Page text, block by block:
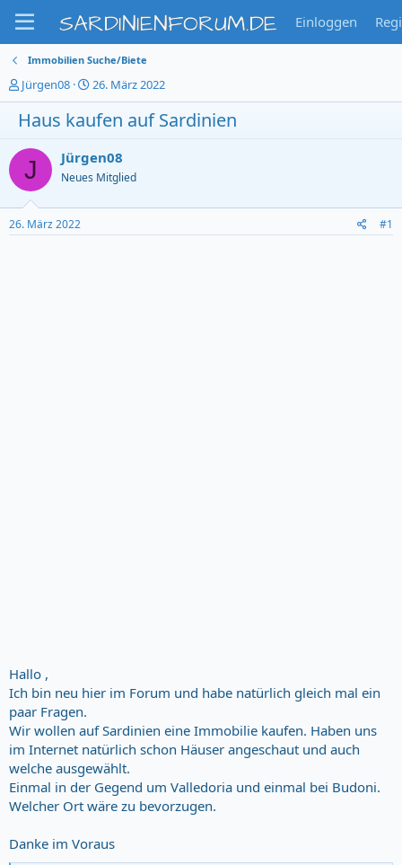
SARDINIENFORUM.DE Einloggen
Immobilien Suche/Biete
T
h
e
m
e
s
a
r
Jürgen08
S
t
a
r
d
a
u
26. März 2022
Haus kaufen auf Sardinien
J Jürgen08
Neues Mitglied
26. März 2022 #1
Hallo ,
Ich bin neu hier im Forum und habe natürlich gleich mal ein
paar Fragen.
Wir wollen auf Sardinien eine Immobilie kaufen. Haben uns
im Internet natürlich schon Häuser angeschaut und auch
welche ausgewählt.
Einmal in der Gegend um Valledoria und einmal bei Budoni.
Welcher Ort wäre zu bevorzugen.
Danke im Voraus